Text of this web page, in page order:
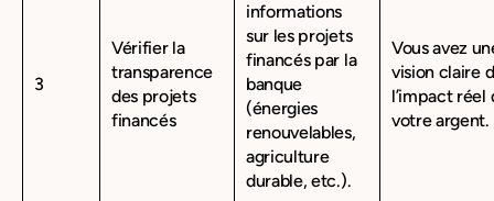
3
Vérifier la
transparence
des projets
financés
informations
sur les projets
financés par la
banque
(énergies
renouvelables,
agriculture
durable, etc.).
Vous avez
vision claire
l’impact réel
votre argent.